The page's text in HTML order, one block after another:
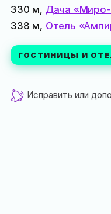
330 м, Дача
338 м, Отель
ГОСТИНИЦЫ И
Исправить или